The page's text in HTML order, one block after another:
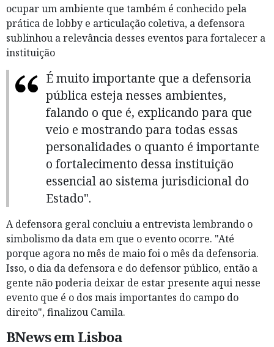
ocupar um ambiente que também é conhecido pela
prática de lobby e articulação coletiva, a defensora
sublinhou a relevância desses eventos para fortalecer a
instituição
É muito importante que a defensoria
pública esteja nesses ambientes,
falando o que é, explicando para que
veio e mostrando para todas essas
personalidades o quanto é importante
o fortalecimento dessa instituição
essencial ao sistema jurisdicional do
Estado".
A defensora geral concluiu a entrevista lembrando o
simbolismo da data em que o evento ocorre. "Até
porque agora no mês de maio foi o mês da defensoria.
Isso, o dia da defensora e do defensor público, então a
gente não poderia deixar de estar presente aqui nesse
evento que é o dos mais importantes do campo do
direito", finalizou Camila.
BNews em Lisboa